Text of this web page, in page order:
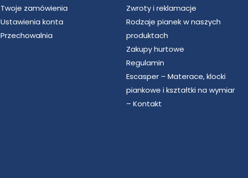
Twoje zamówienia
Ustawienia konta
Przechowalnia
Zwroty i reklamacje
Rodzaje pianek w naszych
produktach
Zakupy hurtowe
Regulamin
Escasper – Materace, klocki
piankowe i kształtki na wymiar
– Kontakt